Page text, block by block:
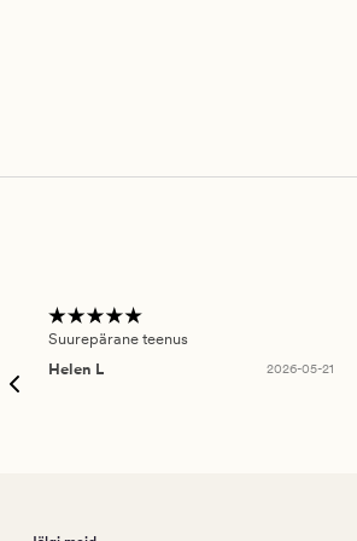
Suurepärane teenus
Helen L
2026-05-21